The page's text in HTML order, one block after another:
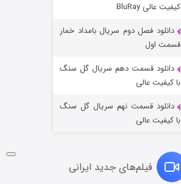
شکست استوارت در نجات جهان
قسمت ۷ (زیرنویس) منتشر شد
کیفیت عالی BluRay
دانلود فصل دوم سریال بامداد خمار
قسمت اول
دانلود قسمت دهم سریال گل سنگ
با کیفیت عالی
دانلود قسمت نهم سریال گل سنگ
با کیفیت عالی
فیلم‌های جدید ایرانی